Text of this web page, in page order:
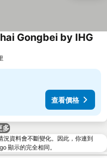
Gongbei by IHG
查看價格
多
資料會不斷變化。因此，你連到
顯示的完全相同。